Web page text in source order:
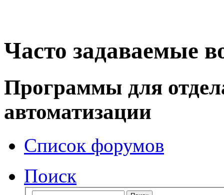
Часто задаваемые
Программы для
автоматизации
Список форумов
Поиск